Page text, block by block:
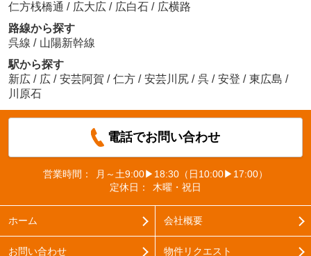
仁方桟橋通 / 広大広 / 広白石 / 広横路
路線から探す
呉線 / 山陽新幹線
駅から探す
新広 / 広 / 安芸阿賀 / 仁方 / 安芸川尻 / 呉 / 安登 / 東広島 /
川原石
電話でお問い合わせ
営業時間：
月～土9:00▶18:30（日10:00▶17:00）
定休日：
木曜・祝日
ホーム 会社概要
お問い合わせ 物件リクエスト